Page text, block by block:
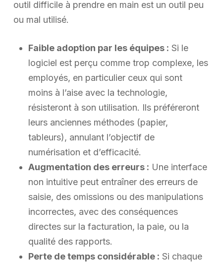
outil difficile à prendre en main est un outil peu
ou mal utilisé.
Faible adoption par les équipes : Si le
logiciel est perçu comme trop complexe, les
employés, en particulier ceux qui sont
moins à l’aise avec la technologie,
résisteront à son utilisation. Ils préféreront
leurs anciennes méthodes (papier,
tableurs), annulant l’objectif de
numérisation et d’efficacité.
Augmentation des erreurs : Une interface
non intuitive peut entraîner des erreurs de
saisie, des omissions ou des manipulations
incorrectes, avec des conséquences
directes sur la facturation, la paie, ou la
qualité des rapports.
Perte de temps considérable : Si chaque